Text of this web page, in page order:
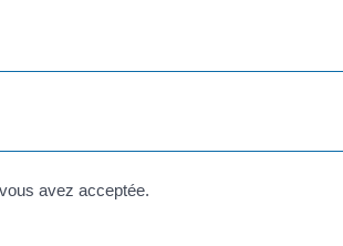
avez acceptée.